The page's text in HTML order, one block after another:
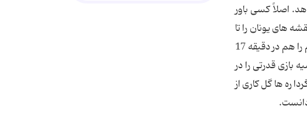
اصلاً کسی باور
تمام نقشه های یونان را تا
حدی به هم ریخت. اما شاگردان ره ها گل نه تنها نبض بازی را در دست نگرفتند بلکه شاگردان "یارتسف" گل دوم را هم در دقیقه 17
بازی قدرتی را در
دوم هم شاگردا ره ها گل کاری از
دانست.